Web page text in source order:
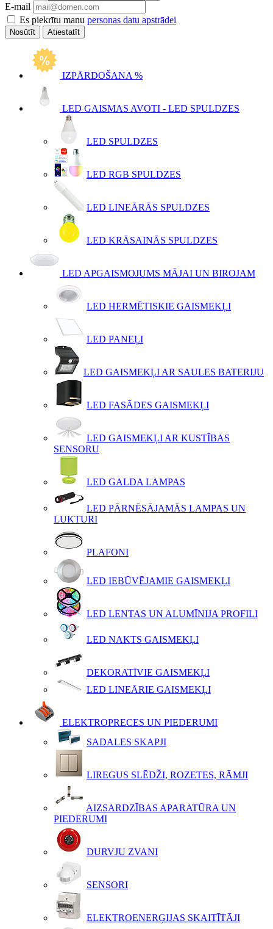
E-mail
Es piekrītu manu personas datu apstrādei
Atiestatīt
IZPĀRDOŠANA %
LED GAISMAS AVOTI - LED SPULDZES
LED SPULDZES
LED RGB SPULDZES
LED LINEĀRĀS SPULDZES
LED KRĀSAINĀS SPULDZES
LED APGAISMOJUMS MĀJAI UN BIROJAM
LED HERMĒTISKIE GAISMEKĻI
LED PANEĻI
LED GAISMEKĻI AR SAULES BATERIJU
LED FASĀDES GAISMEKĻI
LED GAISMEKĻI AR KUSTĪBAS
SENSORU
LED GALDA LAMPAS
LED PĀRNĒSĀJAMĀS LAMPAS UN
LUKTURI
PLAFONI
LED IEBŪVĒJAMIE GAISMEKĻI
LED LENTAS UN ALUMĪNIJA PROFILI
LED NAKTS GAISMEKĻI
DEKORATĪVIE GAISMEKĻI
LED LINEĀRIE GAISMEKĻI
ELEKTROPRECES UN PIEDERUMI
SADALES SKAPJI
LIREGUS SLĒDŽI, ROZETES, RĀMJI
AIZSARDZĪBAS APARATŪRA UN
PIEDERUMI
DURVJU ZVANI
SENSORI
ELEKTROENERĢIJAS SKAITĪTĀJI